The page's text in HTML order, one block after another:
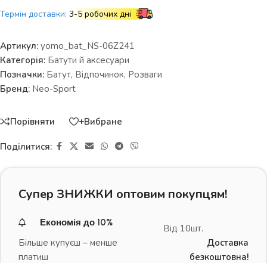
Термін доставки: 3-5 робочих дні
Артикул: yomo_bat_NS-06Z241
Категорія: Батути й аксесуари
Позначки: Батут, Відпочинок, Розваги
Бренд: Neo-Sport
Порівняти +Вибране
Поділитися:
Супер ЗНИЖКИ оптовим покупцям!
Економія до 10%
Більше купуєш – менше
платиш
Від 10шт.
Доставка
безкоштовна!